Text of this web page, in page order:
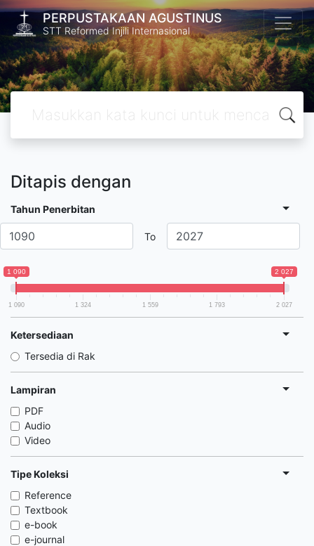
PERPUSTAKAAN AGUSTINUS
STT Reformed Injili Internasional
Ditapis dengan
Tahun Penerbitan
To
1 090 2 027
1 090 1 324 1 559 1 793 2 027
Ketersediaan
Tersedia di Rak
Lampiran
PDF
Audio
Video
Tipe Koleksi
Reference
Textbook
e-book
e-journal